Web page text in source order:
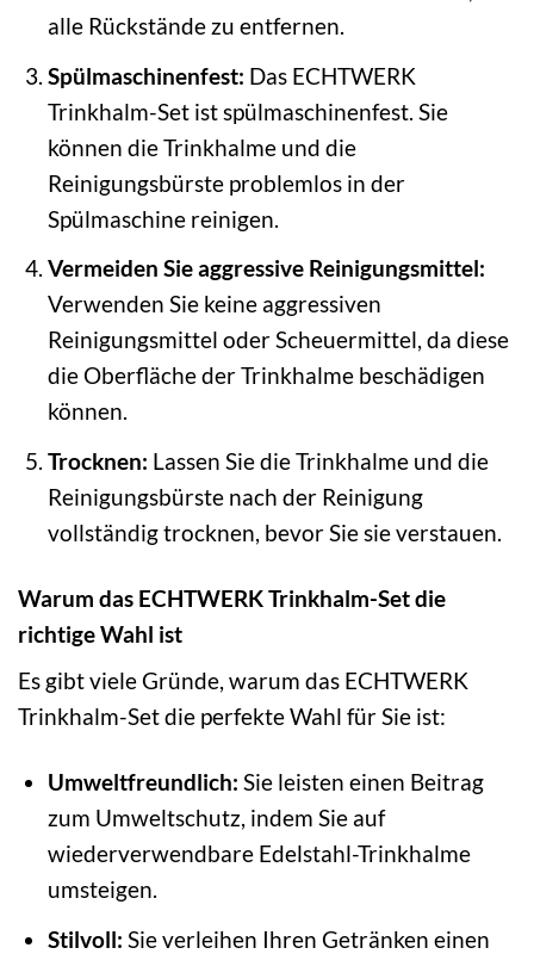
alle Rückstände zu entfernen.
Spülmaschinenfest: Das ECHTWERK
Trinkhalm-Set ist spülmaschinenfest. Sie
können die Trinkhalme und die
Reinigungsbürste problemlos in der
Spülmaschine reinigen.
Vermeiden Sie aggressive Reinigungsmittel:
Verwenden Sie keine aggressiven
Reinigungsmittel oder Scheuermittel, da diese
die Oberfläche der Trinkhalme beschädigen
können.
Trocknen: Lassen Sie die Trinkhalme und die
Reinigungsbürste nach der Reinigung
vollständig trocknen, bevor Sie sie verstauen.
Warum das ECHTWERK Trinkhalm-Set die
richtige Wahl ist
Es gibt viele Gründe, warum das ECHTWERK
Trinkhalm-Set die perfekte Wahl für Sie ist:
Umweltfreundlich: Sie leisten einen Beitrag
zum Umweltschutz, indem Sie auf
wiederverwendbare Edelstahl-Trinkhalme
umsteigen.
Stilvoll: Sie verleihen Ihren Getränken einen